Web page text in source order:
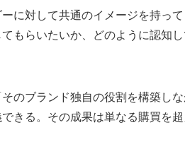
に対して共通のイメージを持っ
もらいたいか、どのように認知
のブランド独自の役割を構築し
きる。その成果は単なる購買を